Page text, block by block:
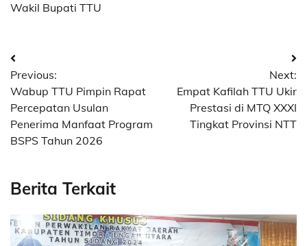
Wakil Bupati TTU
Post
navigation
Previous:
Wabup TTU Pimpin Rapat
Percepatan Usulan
Penerima Manfaat Program
BSPS Tahun 2026
Next:
Empat Kafilah TTU Ukir
Prestasi di MTQ XXXI
Tingkat Provinsi NTT
Berita Terkait